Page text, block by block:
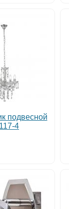
подвесной
4